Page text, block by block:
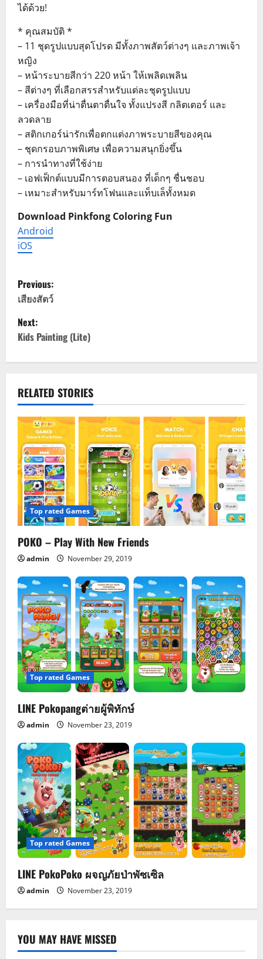
ได้ด้วย!
* คุณสมบัติ *
– 11 ชุดรูปแบบสุดโปรด มีทั้งภาพสัตว์ต่างๆ และภาพเจ้า
หญิง
– หน้าระบายสีกว่า 220 หน้า ให้เพลิดเพลิน
– สีต่างๆ ที่เลือกสรรสำหรับแต่ละชุดรูปแบบ
– เครื่องมือที่น่าตื่นตาตื่นใจ ทั้งแปรงสี กลิตเตอร์ และ
ลวดลาย
– สติกเกอร์น่ารักเพื่อตกแต่งภาพระบายสีของคุณ
– ชุดกรอบภาพพิเศษ เพื่อความสนุกยิ่งขึ้น
– การนำทางที่ใช้ง่าย
– เอฟเฟ็กต์แบบมีการตอบสนอง ที่เด็กๆ ชื่นชอบ
– เหมาะสำหรับมาร์ทโฟนและแท็บเล็ทั้งหมด
Download Pinkfong Coloring Fun
Android
iOS
P
o
s
a
v
i
g
a
t
i
o
n
Previous:
เสียงสัตว์
Next:
Kids Painting (Lite)
RELATED STORIES
Top rated Games
POKO – Play With New Friends
admin November 29, 2019
Top rated Games
LINE Pokopangต่ายผู้พิทักษ์
admin November 23, 2019
Top rated Games
LINE PokoPoko ผจญภัยป่าพัซเซิล
admin November 23, 2019
YOU MAY HAVE MISSED